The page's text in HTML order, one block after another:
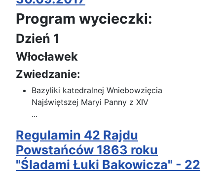
Program wycieczki:
Dzień 1
Włocławek
Zwiedzanie:
Bazyliki katedralnej Wniebowzięcia
Najświętszej Maryi Panny z XIV
...
Regulamin 42 Rajdu
Powstańców 1863 roku
"Śladami Łuki Bakowicza" - 22